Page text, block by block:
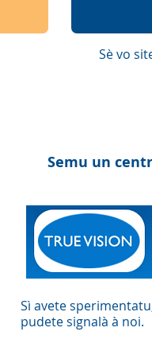
Sè vo
Semu un
Sì avete
pudete signalà à noi.